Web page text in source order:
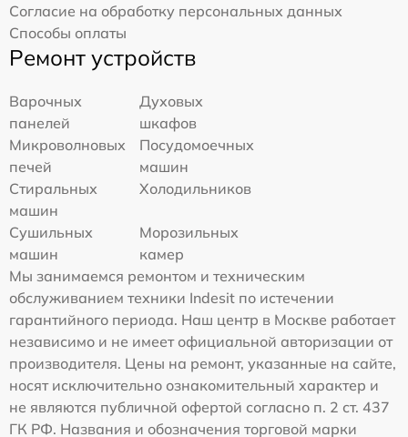
Согласие на обработку персональных данных
Способы оплаты
Ремонт устройств
Варочных
панелей
Духовых
шкафов
Микроволновых
печей
Посудомоечных
машин
Стиральных
машин
Холодильников
Сушильных
машин
Морозильных
камер
Мы занимаемся ремонтом и техническим
обслуживанием техники Indesit по истечении
гарантийного периода. Наш центр в Москве работает
независимо и не имеет официальной авторизации от
производителя. Цены на ремонт, указанные на сайте,
носят исключительно ознакомительный характер и
не являются публичной офертой согласно п. 2 ст. 437
ГК РФ. Названия и обозначения торговой марки